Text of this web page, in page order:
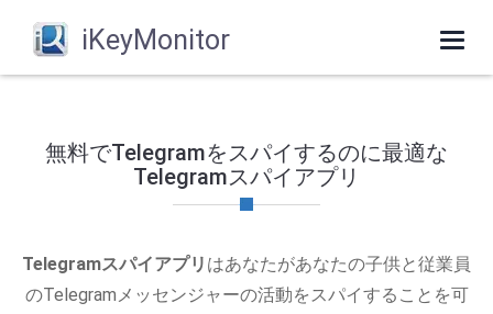
iKeyMonitor
無料でTelegramをスパイするのに最適な
Telegramスパイアプリ
Telegramスパイアプリ はあなたがあなたの子供と従業員
のTelegramメッセンジャーの活動をスパイすることを可